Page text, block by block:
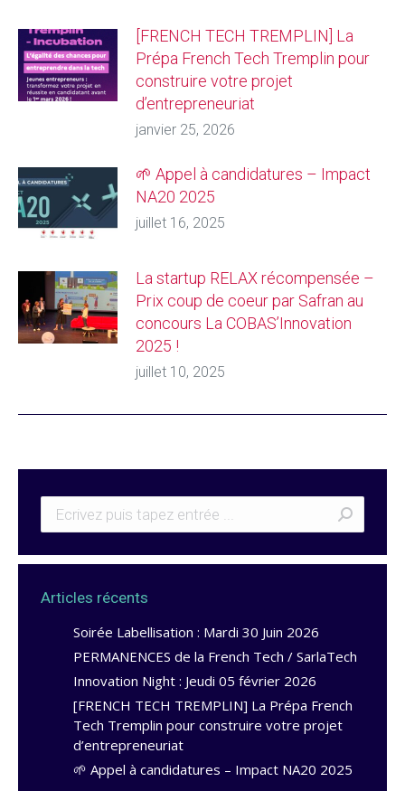
[FRENCH TECH TREMPLIN] La
Prépa French Tech Tremplin pour
construire votre projet
d’entrepreneuriat
janvier 25, 2026
🌱 Appel à candidatures – Impact
NA20 2025
juillet 16, 2025
La startup RELAX récompensée –
Prix coup de coeur par Safran au
concours La COBAS’Innovation
2025 !
juillet 10, 2025
Articles récents
Soirée Labellisation : Mardi 30 Juin 2026
PERMANENCES de la French Tech / SarlaTech
Innovation Night : Jeudi 05 février 2026
[FRENCH TECH TREMPLIN] La Prépa French
Tech Tremplin pour construire votre projet
d’entrepreneuriat
🌱 Appel à candidatures – Impact NA20 2025